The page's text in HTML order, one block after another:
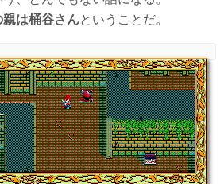
親は桶谷さんということだ。